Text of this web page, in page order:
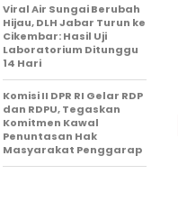
‎Viral Air Sungai Berubah
Hijau, DLH Jabar Turun ke
Cikembar: Hasil Uji
Laboratorium Ditunggu
14 Hari
Komisi II DPR RI Gelar RDP
dan RDPU, Tegaskan
Komitmen Kawal
Penuntasan Hak
Masyarakat Penggarap